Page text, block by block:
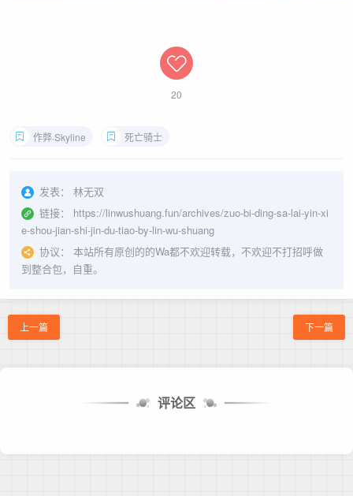
20
作弊·Skyline 死亡骑士
发表：
林无双
链接：
https://linwushuang.fun/archives/zuo-bi-ding-sa-lai-yin-xi
e-shou-jian-shi-jin-du-tiao-by-lin-wu-shuang
协议：
本站所有原创的的Wa都不欢迎转载，不欢迎不打招呼做
到整合包，自重。
上一篇 下一篇
评论区